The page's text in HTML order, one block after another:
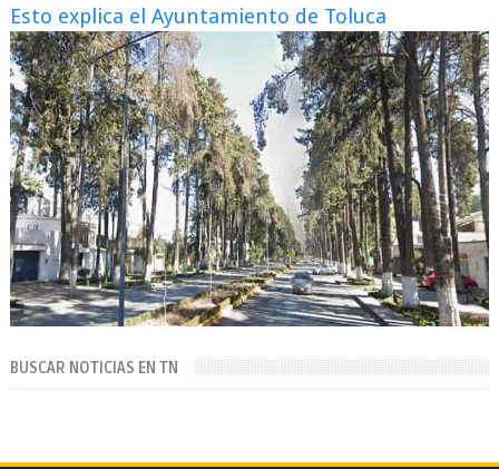
Esto explica el Ayuntamiento de Toluca
BUSCAR NOTICIAS EN TN